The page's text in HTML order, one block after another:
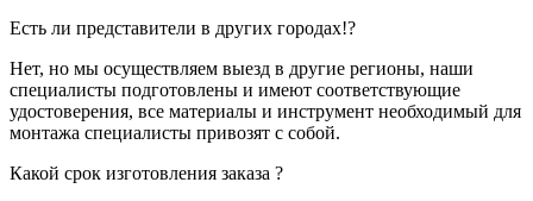
Есть ли представители в других городах!?
Нет, но мы осуществляем выезд в другие регионы, наши
специалисты подготовлены и имеют соответствующие
удостоверения, все материалы и инструмент необходимый для
монтажа специалисты привозят с собой.
Какой срок изготовления заказа ?